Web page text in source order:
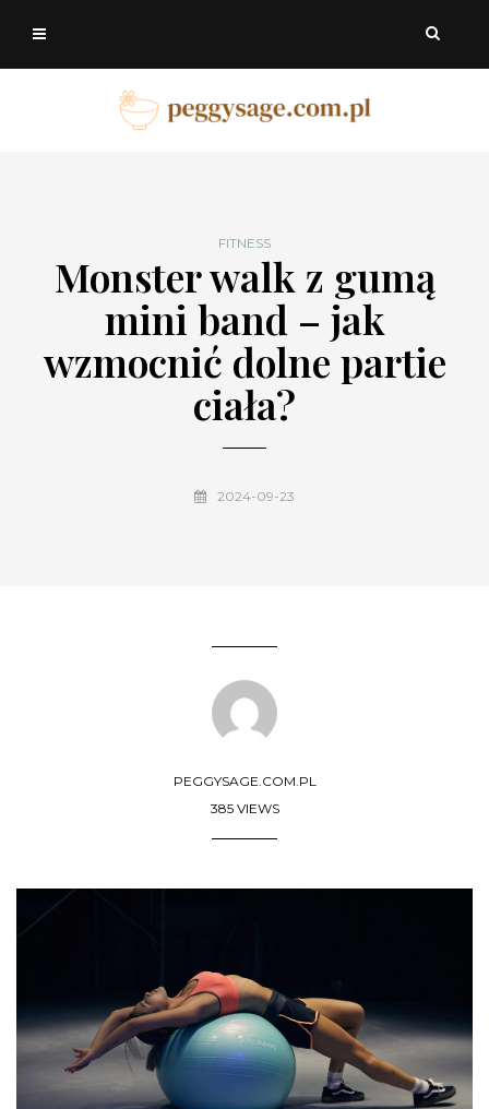
FITNESS
Monster walk z gumą
mini band – jak
wzmocnić dolne partie
ciała?
2024-09-23
PEGGYSAGE.COM.PL
385 VIEWS